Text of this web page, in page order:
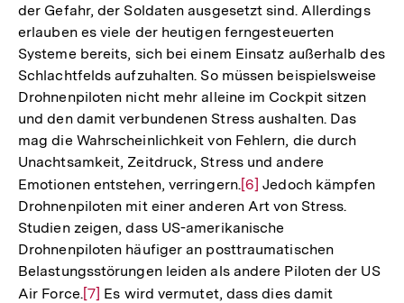
der Gefahr, der Soldaten ausgesetzt sind. Allerdings
erlauben es viele der heutigen ferngesteuerten
Systeme bereits, sich bei einem Einsatz außerhalb des
Schlachtfelds aufzuhalten. So müssen beispielsweise
Drohnenpiloten nicht mehr alleine im Cockpit sitzen
und den damit verbundenen Stress aushalten. Das
mag die Wahrscheinlichkeit von Fehlern, die durch
Unachtsamkeit, Zeitdruck, Stress und andere
Emotionen entstehen, verringern.Zur
Auflösung
der
Fußnote
[6] Jedoch kämpfen
Drohnenpiloten mit einer anderen Art von Stress.
Studien zeigen, dass US-amerikanische
Drohnenpiloten häufiger an posttraumatischen
Belastungsstörungen leiden als andere Piloten der US
Air Force.Zur
[7] Es wird vermutet, dass dies damit